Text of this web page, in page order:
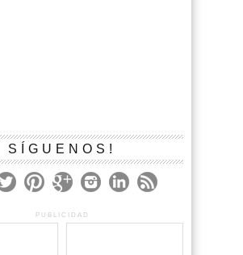
SÍGUENOS!
PUBLICIDAD